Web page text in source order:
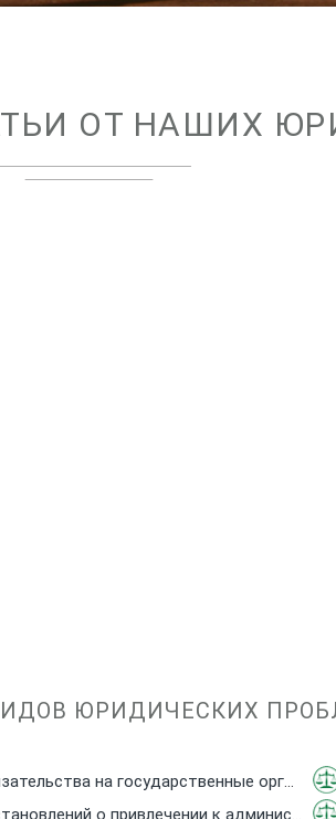
ОТ НАШИХ
ЮРИДИЧЕСКИХ
на государственные органы
о привлечении к административной ответственности